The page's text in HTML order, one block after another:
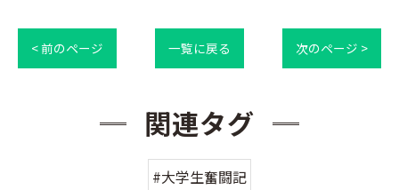
< 前のページ 一覧に戻る 次のページ >
関連タグ
#大学生奮闘記